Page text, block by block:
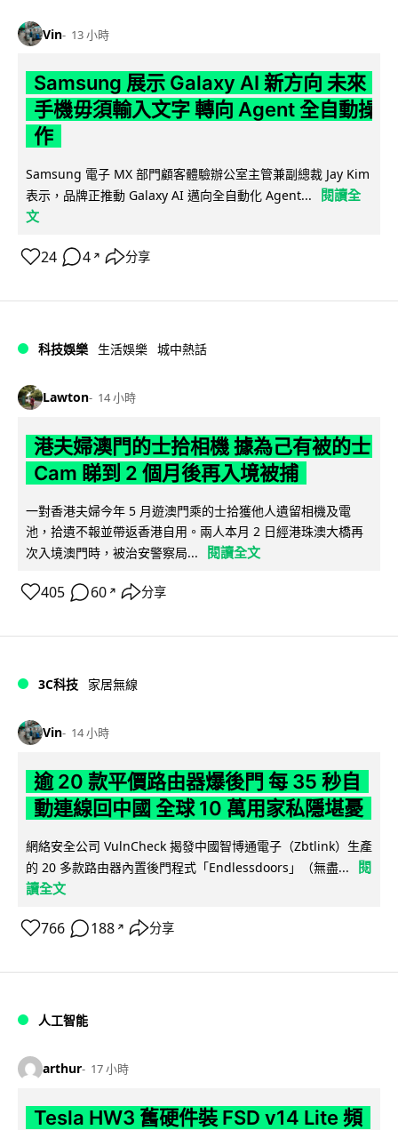
Vin 13 小時
Samsung 展示 Galaxy AI 新方向 未來
手機毋須輸入文字 轉向 Agent 全自動操
作
Samsung 電子 MX 部門顧客體驗辦公室主管兼副總裁 Jay Kim
表示，品牌正推動 Galaxy AI 邁向全自動化 Agent...
閱讀全
文
24 4 ↗ 分享
科技娛樂 生活娛樂 城中熱話
Lawton 14 小時
港夫婦澳門的士拾相機 據為己有被的士
Cam 睇到 2 個月後再入境被捕
一對香港夫婦今年 5 月遊澳門乘的士拾獲他人遺留相機及電
池，拾遺不報並帶返香港自用。兩人本月 2 日經港珠澳大橋再
次入境澳門時，被治安警察局...
閱讀全文
405 60 ↗ 分享
3C科技 家居無線
Vin 14 小時
逾 20 款平價路由器爆後門 每 35 秒自
動連線回中國 全球 10 萬用家私隱堪憂
網絡安全公司 VulnCheck 揭發中國智博通電子（Zbtlink）生產
的 20 多款路由器內置後門程式「Endlessdoors」（無盡...
閱
讀全文
766 188 ↗ 分享
人工智能
arthur 17 小時
Tesla HW3 舊硬件裝 FSD v14 Lite 頻